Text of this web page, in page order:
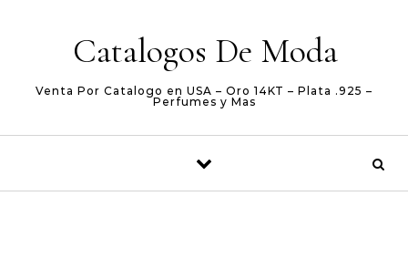
Catalogos De Moda
Venta Por Catalogo en USA – Oro 14KT – Plata .925 –
Perfumes y Mas